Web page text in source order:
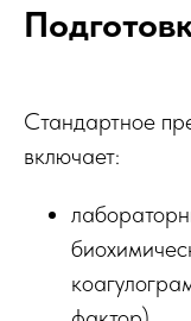
Стандартное
включает: